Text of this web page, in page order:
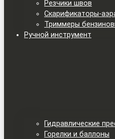
Резчики швов
Скарификаторы-
Триммеры
Ручной инструмент
Гидравлические
Горелки и баллоны